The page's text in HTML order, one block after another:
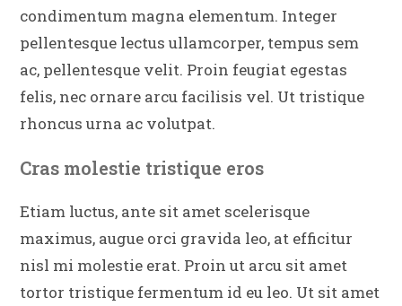
condimentum magna elementum. Integer
pellentesque lectus ullamcorper, tempus sem
ac, pellentesque velit. Proin feugiat egestas
felis, nec ornare arcu facilisis vel. Ut tristique
rhoncus urna ac volutpat.
Cras molestie tristique eros
Etiam luctus, ante sit amet scelerisque
maximus, augue orci gravida leo, at efficitur
nisl mi molestie erat. Proin ut arcu sit amet
tortor tristique fermentum id eu leo. Ut sit amet